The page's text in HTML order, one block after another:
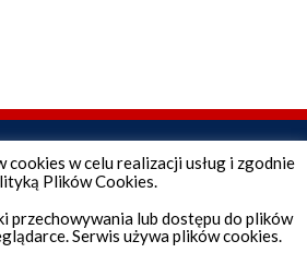
w celu realizacji usług i zgodnie
Plików Cookies.
przechowywania lub dostępu do plików
Serwis używa plików cookies.